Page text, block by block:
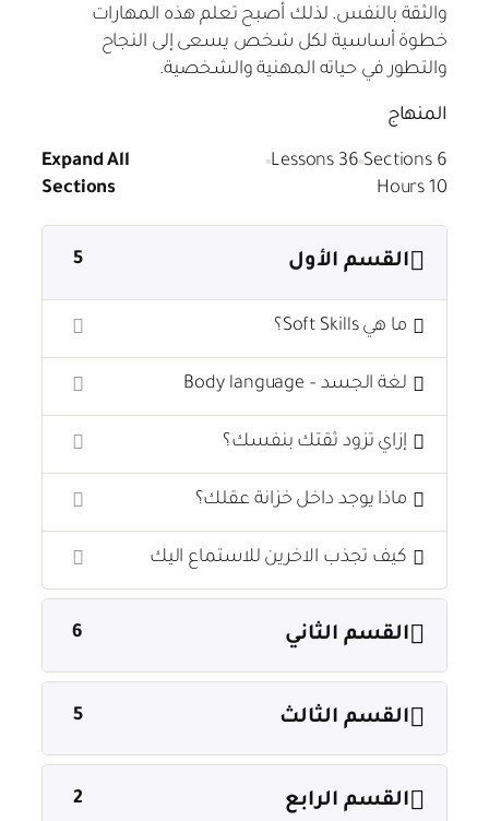
والثقة بالنفس. لذلك أصبح تعلم هذه المهارات
خطوة أساسية لكل شخص يسعى إلى النجاح
والتطور في حياته المهنية والشخصية.
المنهاج
6 Sections
36 Lessons
10 Hours
Expand All
Sections
القسم الأول 5
ما هي Soft Skills؟
لغة الجسد – Body language
إزاي تزود ثقتك بنفسك؟
ماذا يوجد داخل خزانة عقلك؟
كيف تجذب الاخرين للاستماع اليك
القسم الثاني 6
القسم الثالث 5
القسم الرابع 2